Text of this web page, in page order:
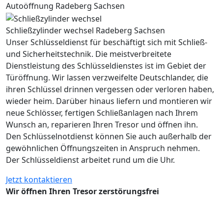
Autoöffnung Radeberg Sachsen
Schließzylinder wechsel Radeberg Sachsen
Unser Schlüsseldienst für beschäftigt sich mit Schließ-
und Sicherheitstechnik. Die meistverbreitete
Dienstleistung des Schlüsseldienstes ist im Gebiet der
Türöffnung. Wir lassen verzweifelte Deutschlander, die
ihren Schlüssel drinnen vergessen oder verloren haben,
wieder heim. Darüber hinaus liefern und montieren wir
neue Schlösser, fertigen Schließanlagen nach Ihrem
Wunsch an, reparieren Ihren Tresor und öffnen ihn.
Den Schlüsselnotdienst können Sie auch außerhalb der
gewöhnlichen Öffnungszeiten in Anspruch nehmen.
Der Schlüsseldienst arbeitet rund um die Uhr.
Jetzt kontaktieren
Wir öffnen Ihren Tresor zerstörungsfrei